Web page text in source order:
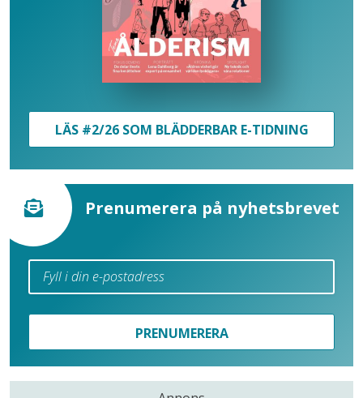
LÄS #2/26 SOM BLÄDDERBAR E-TIDNING
Prenumerera på nyhetsbrevet
PRENUMERERA